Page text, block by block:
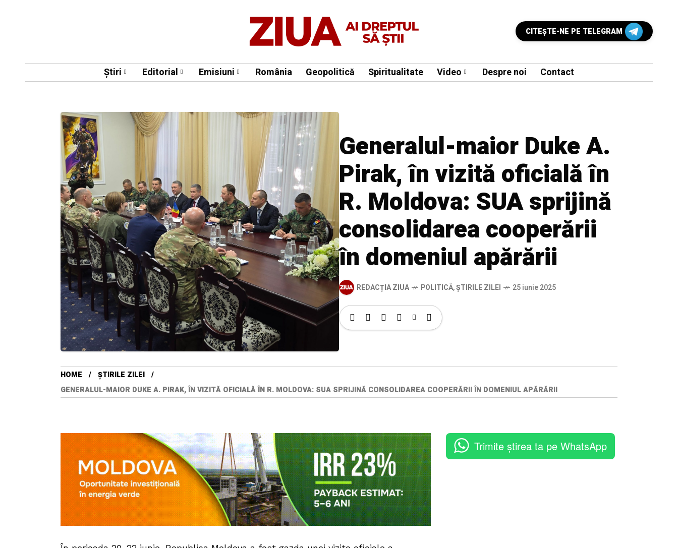
CITEŞTE-NE PE TELEGRAM
Știri Editorial Emisiuni România Geopolitică Spiritualitate Video Despre noi Contact
Generalul-maior Duke A.
Pirak, în vizită oficială în
R. Moldova: SUA sprijină
consolidarea cooperării
în domeniul apărării
REDACȚIA ZIUA POLITICĂ,ȘTIRILE ZILEI 25 iunie 2025
HOME
ȘTIRILE ZILEI
GENERALUL-MAIOR DUKE A. PIRAK, ÎN VIZITĂ OFICIALĂ ÎN R. MOLDOVA: SUA SPRIJINĂ CONSOLIDAREA COOPERĂRII ÎN DOMENIUL APĂRĂRII
Trimite știrea ta pe WhatsApp